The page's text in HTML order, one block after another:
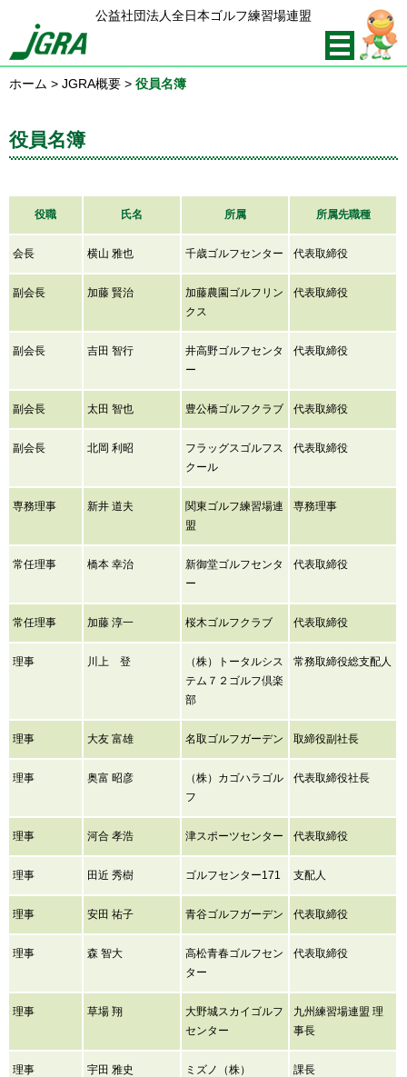
公益社団法人全日本ゴルフ練習場連盟
ホーム > JGRA概要 > 役員名簿
役員名簿
役職 氏名 所属 所属先職種
会長 横山 雅也 千歳ゴルフセンター 代表取締役
副会長 加藤 賢治
加藤農園ゴルフリン
クス
代表取締役
副会長 吉田 智行
井高野ゴルフセンタ
ー
代表取締役
副会長 太田 智也 豊公橋ゴルフクラブ 代表取締役
副会長 北岡 利昭
フラッグスゴルフス
クール
代表取締役
専務理事 新井 道夫
関東ゴルフ練習場連
盟
専務理事
常任理事 橋本 幸治
新御堂ゴルフセンタ
ー
代表取締役
常任理事 加藤 淳一 桜木ゴルフクラブ 代表取締役
理事 川上 登
（株）トータルシス
テム７２ゴルフ倶楽
部
常務取締役総支配人
理事 大友 富雄 名取ゴルフガーデン 取締役副社長
理事 奥富 昭彦
（株）カゴハラゴル
フ
代表取締役社長
理事 河合 孝浩 津スポーツセンター 代表取締役
理事 田近 秀樹 ゴルフセンター171 支配人
理事 安田 祐子 青谷ゴルフガーデン 代表取締役
理事 森 智大
高松青春ゴルフセン
ター
代表取締役
理事 草場 翔
大野城スカイゴルフ
センター
九州練習場連盟 理
事長
理事 宇田 雅史 ミズノ（株） 課長